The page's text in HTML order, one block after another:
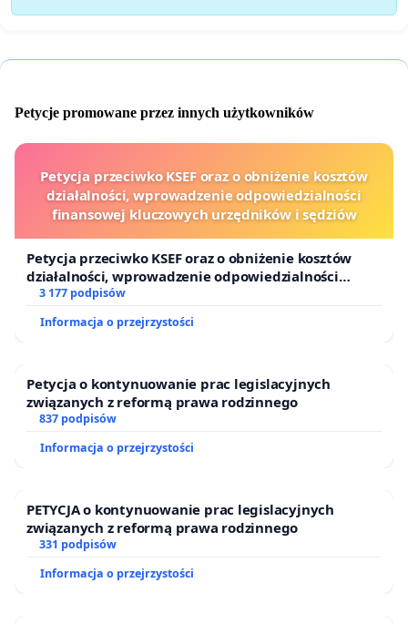
Petycje promowane przez innych użytkowników
Petycja przeciwko KSEF oraz o obniżenie kosztów
działalności, wprowadzenie odpowiedzialności
finansowej kluczowych urzędników i sędziów
Petycja przeciwko KSEF oraz o obniżenie kosztów
działalności, wprowadzenie odpowiedzialności
finansowej kluczowych urzędników i sędziów
3 177 podpisów
Informacja o przejrzystości
Petycja o kontynuowanie prac legislacyjnych
związanych z reformą prawa rodzinnego
837 podpisów
Informacja o przejrzystości
PETYCJA o kontynuowanie prac legislacyjnych
związanych z reformą prawa rodzinnego
331 podpisów
Informacja o przejrzystości